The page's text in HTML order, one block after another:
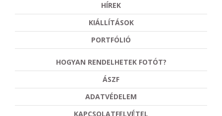
HÍREK
KIÁLLÍTÁSOK
PORTFÓLIÓ
HOGYAN RENDELHETEK FOTÓT?
ÁSZF
ADATVÉDELEM
KAPCSOLATFELVÉTEL